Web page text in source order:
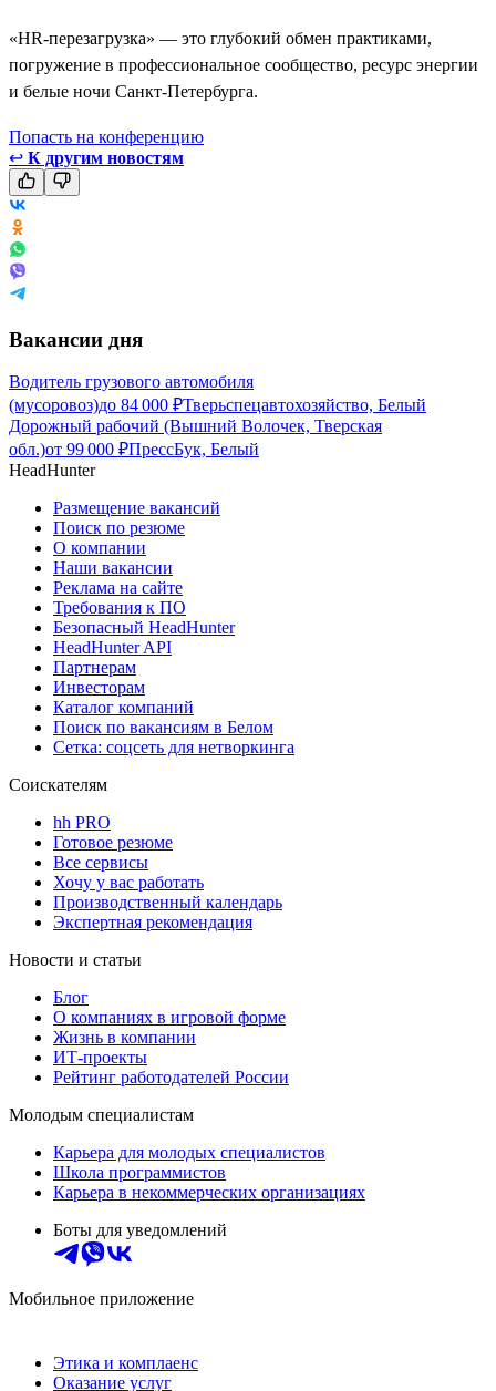
«HR-перезагрузка» — это глубокий обмен практиками,
погружение в профессиональное сообщество, ресурс энергии
и белые ночи Санкт-Петербурга.
Попасть на конференцию
↩ К другим новостям
Вакансии дня
Водитель грузового автомобиля
(мусоровоз)до 84 000 ₽Тверьспецавтохозяйство, Белый
Дорожный рабочий (Вышний Волочек, Тверская
обл.)от 99 000 ₽ПрессБук, Белый
HeadHunter
Размещение вакансий
Поиск по резюме
О компании
Наши вакансии
Реклама на сайте
Требования к ПО
Безопасный HeadHunter
HeadHunter API
Партнерам
Инвесторам
Каталог компаний
Поиск по вакансиям в Белом
Сетка: соцсеть для нетворкинга
Соискателям
hh PRO
Готовое резюме
Все сервисы
Хочу у вас работать
Производственный календарь
Экспертная рекомендация
Новости и статьи
Блог
О компаниях в игровой форме
Жизнь в компании
ИТ-проекты
Рейтинг работодателей России
Молодым специалистам
Карьера для молодых специалистов
Школа программистов
Карьера в некоммерческих организациях
Боты для уведомлений
Мобильное приложение
Этика и комплаенс
Оказание услуг